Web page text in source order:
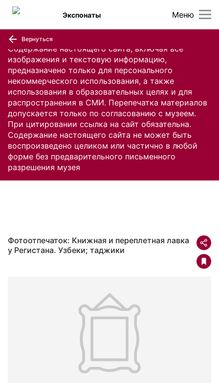
Содержание настоящего сайта, включая все
изображения и текстовую информацию,
предназначено только для персонального
некоммерческого использования, а также
использования в образовательных целях и для
распространения в СМИ. Перепечатка материалов
допускается только по согласованию с музеем.
При цитировании ссылка на сайт обязательна.
Содержание настоящего сайта не может быть
воспроизведено целиком или частично в любой
форме без предварительного письменного
разрешения музея
Меню
Экспонаты
Вернуться
Фотоотпечаток: Книжная и переплетная лавка
у Регистана. Узбеки; таджики